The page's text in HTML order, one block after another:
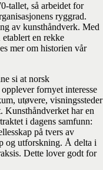
tallet, så arbeidet for
ryggrad.
av kunsthåndverk. Med
en rekke
mer om historien vår
si at norsk
fornyet interesse
utøvere, visningssteder
Kunsthåndverket har en
i dagens samfunn:
på tvers av
og utforskning. Å delta i
Dette lover godt for